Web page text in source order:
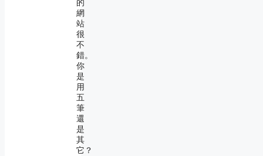
的
網
站
很
不
錯。
你
是
用
五
筆
還
是
其
它？